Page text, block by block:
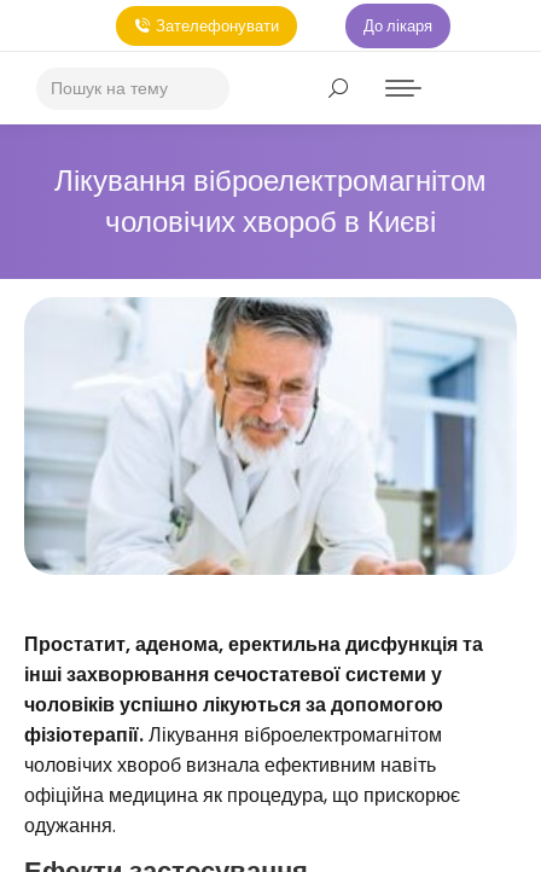
Зателефонувати До лікаря
Лікування віброелектромагнітом
чоловічих хвороб в Києві
Простатит, аденома, еректильна дисфункція та
інші захворювання сечостатевої системи у
чоловіків успішно лікуються за допомогою
фізіотерапії.Лікування віброелектромагнітом
чоловічих хвороб визнала ефективним навіть
офіційна медицина як процедура, що прискорює
одужання.